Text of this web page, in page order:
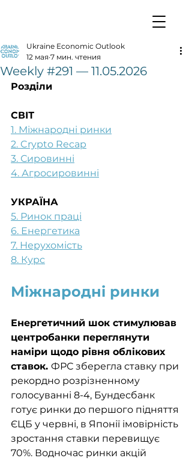
Weekly #291 — 11.05.2026
Ukraine Economic Outlook
12 мая 7 мин. чтения
Розділи
СВІТ
1. Міжнародні ринки
2. Crypto Recap
3. Сировинні
4. Агросировинні
УКРАЇНА
5. Ринок праці
6. Енергетика
7. Нерухомість
8. Курс
Міжнародні ринки
Енергетичний шок стимулював
центробанки переглянути
наміри щодо рівня облікових
ставок. ФРС зберегла ставку при
рекордно розрізненному
голосуванні 8-4, Бундесбанк
готує ринки до першого підняття
ЄЦБ у червні, в Японії імовірність
зростання ставки перевищує
70%. Водночас ринки акцій